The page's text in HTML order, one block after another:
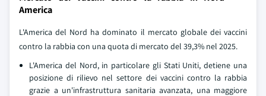
America
L'America del Nord ha dominato il mercato globale dei vaccini
contro la rabbia con una quota di mercato del 39,3% nel 2025.
L'America del Nord, in particolare gli Stati Uniti, detiene una
posizione di rilievo nel settore dei vaccini contro la rabbia
grazie a un'infrastruttura sanitaria avanzata, una maggiore